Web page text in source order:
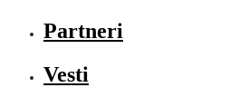
Partneri
Vesti